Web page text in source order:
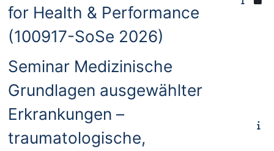
for Health & Performance
(100917-SoSe 2026)
Seminar Medizinische
Grundlagen ausgewählter
Erkrankungen –
traumatologische,